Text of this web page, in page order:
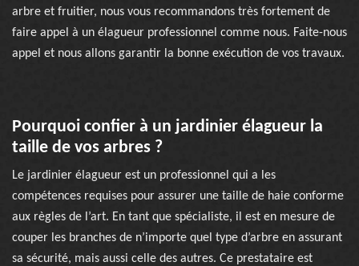
arbre et fruitier, nous vous recommandons très fortement de
faire appel à un élagueur professionnel comme nous. Faite-nous
appel et nous allons garantir la bonne exécution de vos travaux.
Pourquoi confier à un jardinier élagueur la
taille de vos arbres ?
Le jardinier élagueur est un professionnel qui a les
compétences requises pour assurer une taille de haie conforme
aux règles de l’art. En tant que spécialiste, il est en mesure de
couper les branches de n’importe quel type d’arbre en assurant
sa sécurité, mais aussi celle des autres. Ce prestataire est